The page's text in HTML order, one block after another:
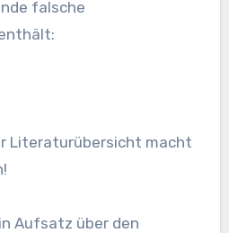
falsche
Literaturübersicht macht
Aufsatz über den